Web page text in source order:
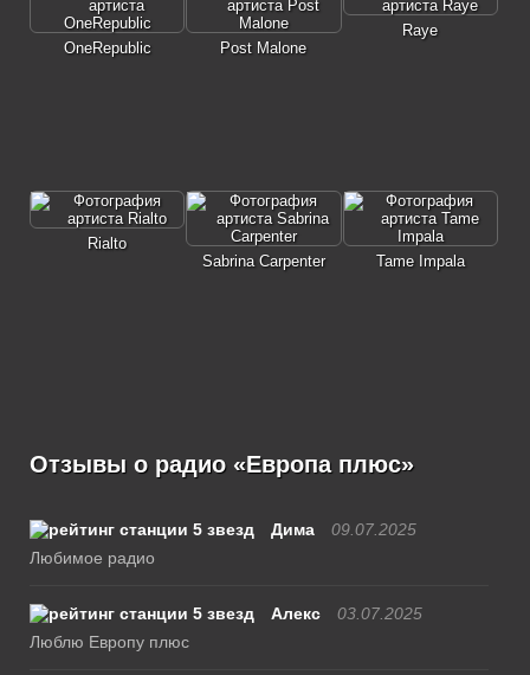
OneRepublic Post Malone
Raye
Rialto
Sabrina Carpenter
Tame Impala
Отзывы о радио «Европа плюс»
Дима
09.07.2025
Любимое радио
Алекс
03.07.2025
Люблю Европу плюс